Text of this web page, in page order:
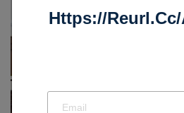
Https://reurl.cc/